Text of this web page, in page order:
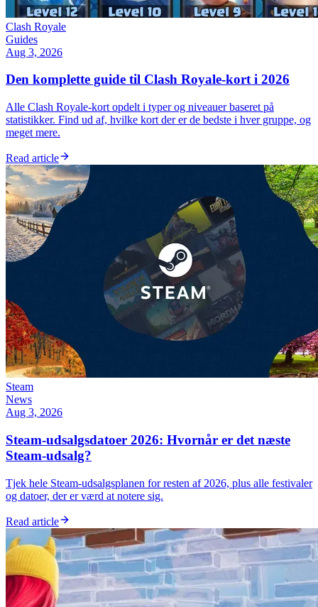
Clash Royale
Guides
Aug 3, 2026
Den komplette guide til Clash Royale-kort i 2026
Alle Clash Royale-kort opdelt i typer og niveauer baseret på
statistikker. Find ud af, hvilke kort der er de bedste i hver gruppe, og
meget mere.
Read article
Steam
News
Aug 3, 2026
Steam-udsalgsdatoer 2026: Hvornår er det næste
Steam-udsalg?
Tjek hele Steam-udsalgsplanen for resten af 2026, plus alle festivaler
og datoer, der er værd at notere sig.
Read article